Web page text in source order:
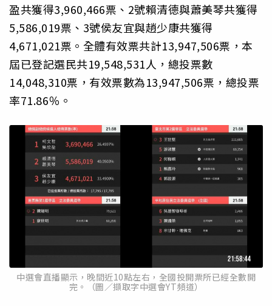
盈共獲得3,960,466票、2號賴清德與蕭美琴共獲得
5,586,019票、3號侯友宜與趙少康共獲得
4,671,021票。全體有效票共計13,947,506票，本
屆已登記選民共19,548,531人，總投票數
14,048,310票，有效票數為13,947,506票，總投票
率71.86％。
中選會直播顯示，晚間近10點左右，全國投開票所已經全數開
完。（圖／擷取字中選會YT頻道）